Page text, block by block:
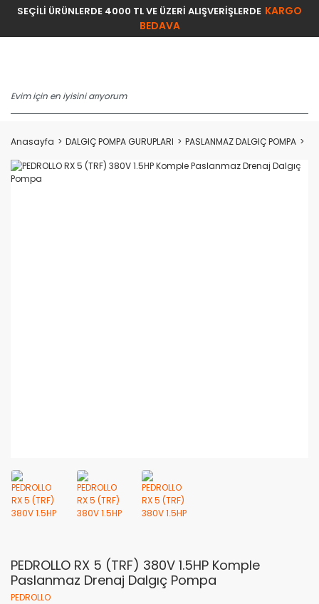
SEÇİLİ ÜRÜNLERDE 4000 TL VE ÜZERİ ALIŞVERİŞLERDE KARGO
BEDAVA
Anasayfa DALGIÇ POMPA GURUPLARI PASLANMAZ DALGIÇ POMPA
PEDROLLO RX 5 (TRF) 380V 1.5HP Komple
Paslanmaz Drenaj Dalgıç Pompa
PEDROLLO